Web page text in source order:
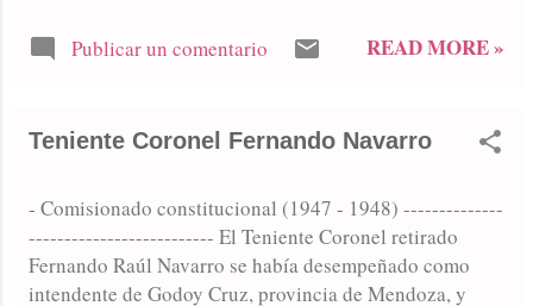
Publicar un comentario
READ MORE »
Teniente Coronel Fernando Navarro
- Comisionado constitucional (1947 - 1948) --------------
-------------------------- El Teniente Coronel retirado
Fernando Raúl Navarro se había desempeñado como
intendente de Godoy Cruz, provincia de Mendoza, y